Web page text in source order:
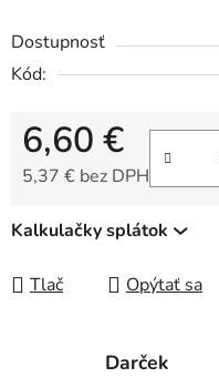
Dostupnosť
Kód:
6,60 €
5,37 € bez DPH
Kalkulačky splátok
Tlač Opýtať sa
Darček